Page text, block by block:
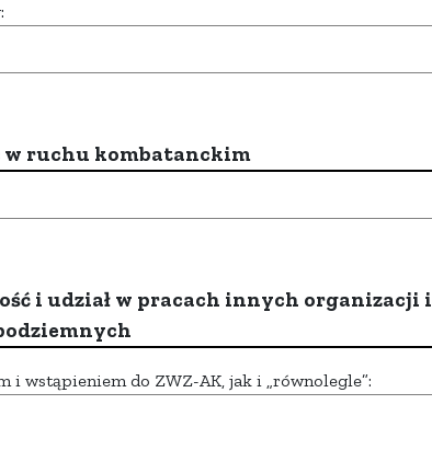
w ruchu kombatanckim
i udział w pracach innych organizacji i
i wstąpieniem do ZWZ-AK, jak i „równolegle”: